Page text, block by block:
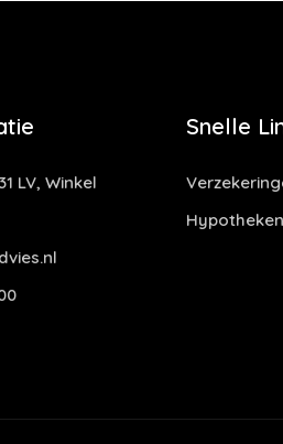
LV, Winkel
Snelle
Hypotheken